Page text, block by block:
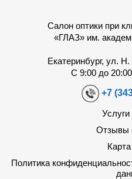
Салон оптики при
«ГЛАЗ» им.
Екатеринбург, ул.
С 9:00 до
+7
Отзывы
Политика